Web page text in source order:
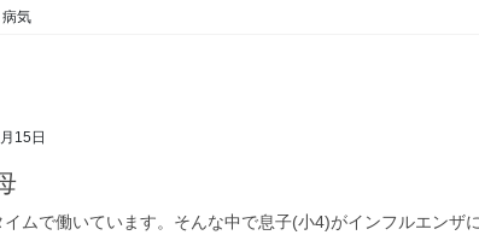
病気
15日
イムで働いています。そんな中で息子(小4)がインフルエンザ